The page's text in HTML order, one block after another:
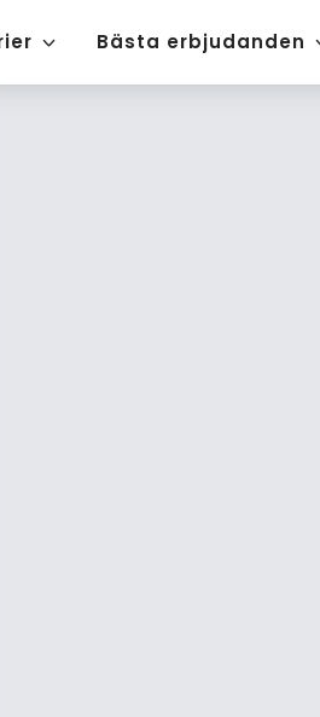
Bästa erbjudanden